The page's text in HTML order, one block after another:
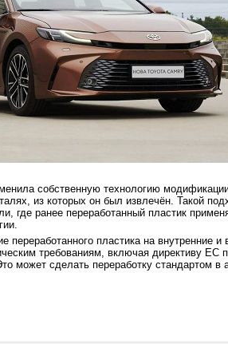
собственную технологию
из которых он был извлечён. Такой
где ранее переработанный пластик
переработанного пластика на внутренние
требованиям, включая директиву ЕС
может сделать переработку стандартом в